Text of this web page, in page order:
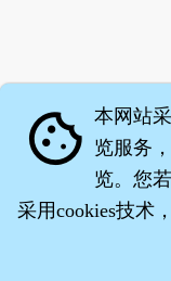
cookie 本网站
览服务
览。您
采用cookies技术